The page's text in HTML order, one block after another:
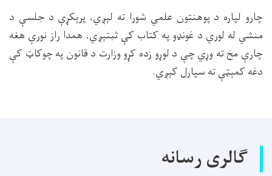
چارو لپاره د پوهنتون علمي شورا ته لېږي، پرېکړې د جلسې د
منشي له لوري د غونډو په کتاب کې ثبتېږي، همدا راز نورې هغه
چارې مخ ته وړي چې د لوړو زده کړو وزارت د قانون په چوکاټ کې
دغه کمېټې ته سپارل کېږي.
گالری رسانه